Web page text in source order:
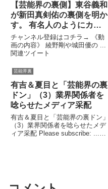
【芸能界の裏側】東谷義和
が新田真剣佑の裏側を明か
す。 有名人のようにカー
ニバルを揺さぶって舞台裏
でやりたいことをやってい
る世界なのか？
チャンネル登録はコチラ→ 《動
画の内容》 綾野剛や城田優の ...
関連ツイート
芸能界裏
有吉＆夏目と「芸能界の裏
ドン」（3）業界関係者を
唸らせたメディア采配
有吉＆夏目と「芸能界の裏ドン」
（3）業界関係者を唸らせたメデ
ィア采配 Please subscribe: ...関